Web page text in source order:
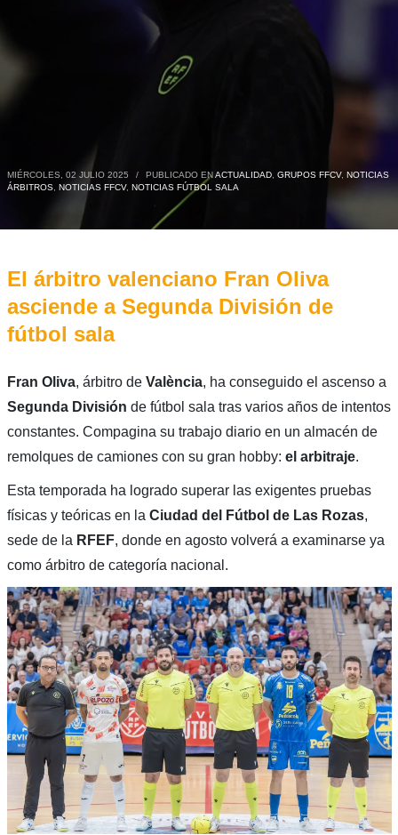
MIÉRCOLES, 02 JULIO 2025 / PUBLICADO ENACTUALIDAD, GRUPOS FFCV, NOTICIAS
ÁRBITROS, NOTICIAS FFCV, NOTICIAS FÚTBOL SALA
El árbitro valenciano Fran Oliva
asciende a Segunda División de
fútbol sala
Fran Oliva, árbitro de València, ha conseguido el ascenso a
Segunda División de fútbol sala tras varios años de intentos
constantes. Compagina su trabajo diario en un almacén de
remolques de camiones con su gran hobby: el arbitraje.
Esta temporada ha logrado superar las exigentes pruebas
físicas y teóricas en la Ciudad del Fútbol de Las Rozas,
sede de la RFEF, donde en agosto volverá a examinarse ya
como árbitro de categoría nacional.